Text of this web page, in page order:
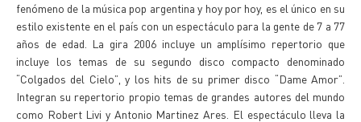
fenómeno de la música pop argentina y hoy por hoy, es el único en su
estilo existente en el país con un espectáculo para la gente de 7 a 77
años de edad. La gira 2006 incluye un amplísimo repertorio que
incluye los temas de su segundo disco compacto denominado
“Colgados del Cielo”, y los hits de su primer disco “Dame Amor”.
Integran su repertorio propio temas de grandes autores del mundo
como Robert Livi y Antonio Martinez Ares. El espectáculo lleva la